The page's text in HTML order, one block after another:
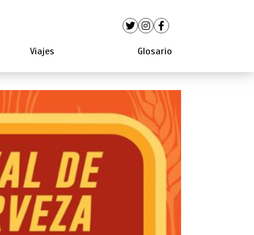
Viajes Glosario